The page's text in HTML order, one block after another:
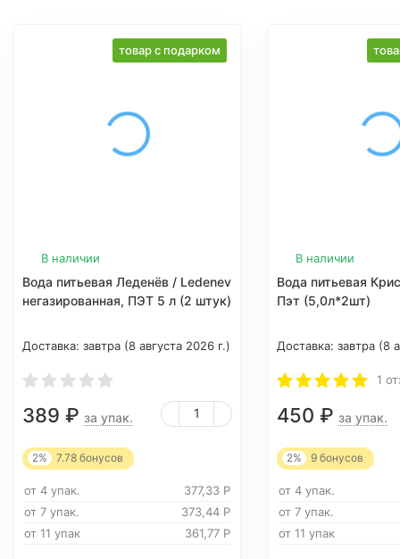
товар с подарком
В наличии
Вода питьевая Леденёв / Ledenev
негазированная, ПЭТ 5 л (2 штук)
Доставка: завтра (8 августа 2026 г.)
389 ₽ за упак.
2% 7.78 бонусов
от 4 упак. 377,33 Р
от 7 упак.
373,44 Р
от 11 упак
361,77 Р
В наличии
Вода питьевая
Пэт (5,0л*2шт)
Доставка: завтра (8
1
450 ₽ за упак.
2% 9 бонусов
от 4 упак.
от 7 упак.
от 11 упак